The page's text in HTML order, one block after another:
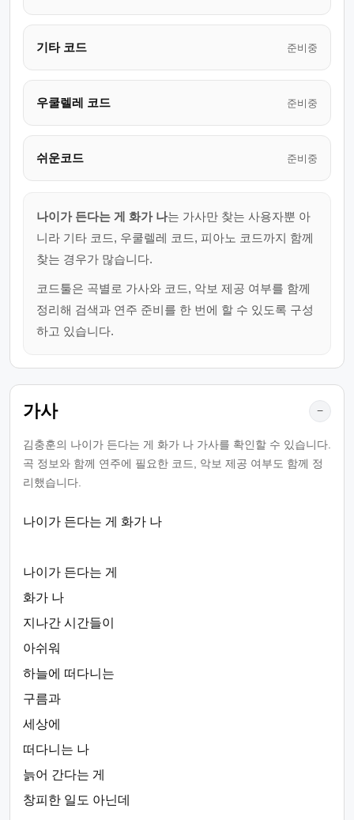
기타 코드 준비중
우쿨렐레 코드 준비중
쉬운코드 준비중
나이가 든다는 게 화가 나는 가사만 찾는 사용자뿐 아
니라 기타 코드, 우쿨렐레 코드, 피아노 코드까지 함께
찾는 경우가 많습니다.
코드툴은 곡별로 가사와 코드, 악보 제공 여부를 함께
정리해 검색과 연주 준비를 한 번에 할 수 있도록 구성
하고 있습니다.
가사 −
김충훈의 나이가 든다는 게 화가 나 가사를 확인할 수 있습니다.
곡 정보와 함께 연주에 필요한 코드, 악보 제공 여부도 함께 정
리했습니다.
나이가 든다는 게 화가 나
나이가 든다는 게
화가 나
지나간 시간들이
아쉬워
하늘에 떠다니는
구름과
세상에
떠다니는 나
늙어 간다는 게
창피한 일도 아닌데